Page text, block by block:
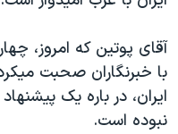
ویژه برنامه‌ها
فرهنگ و زندگی
حقوق شهروندی
۲۵۰سالگی آمریکا
بایگانی برنامه‌های تلویزیونی
مستندها
انتخابات ریاست جمهوری آمریکا
دنبال کنید
آقای پوتين که امروز،
با خبرنگاران صحبت
ايران، در باره يک
نبوده است.